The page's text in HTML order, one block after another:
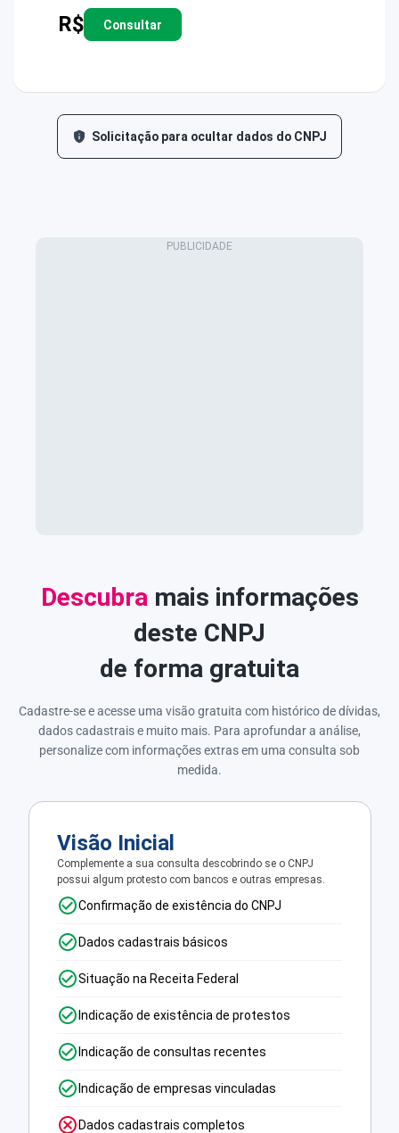
R$ Consultar
Solicitação para ocultar dados do CNPJ
Descubramais informações
deste CNPJ
de forma gratuita
Cadastre-se e acesse uma visão gratuita com histórico de dívidas,
dados cadastrais e muito mais. Para aprofundar a análise,
personalize com informações extras em uma consulta sob
medida.
Visão Inicial
Complemente a sua consulta descobrindo se o CNPJ
possui algum protesto com bancos e outras empresas.
Confirmação de existência do CNPJ
Dados cadastrais básicos
Situação na Receita Federal
Indicação de existência de protestos
Indicação de consultas recentes
Indicação de empresas vinculadas
Dados cadastrais completos